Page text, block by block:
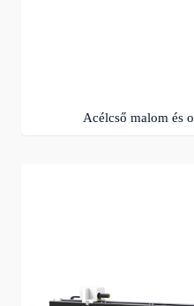
Acélcső malom és